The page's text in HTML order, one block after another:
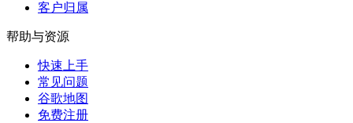
客户归属
帮助与资源
快速上手
常见问题
谷歌地图
免费注册